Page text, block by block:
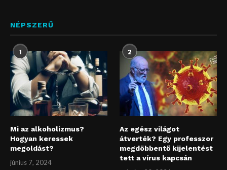
NÉPSZERŰ
1
Mi az alkoholizmus?
Hogyan keressek
megoldást?
június 7, 2024
2
Az egész világot
átverték? Egy professzor
megdöbbentő kijelentést
tett a vírus kapcsán